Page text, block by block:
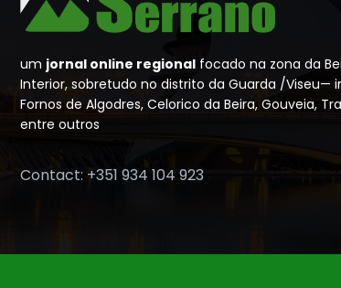
um jornal online regional focado na zona da
Interior, sobretudo no distrito da Guarda /Viseu—
Fornos de Algodres, Celorico da Beira, Gouveia,
entre outros
Contact: +351 934 104 923